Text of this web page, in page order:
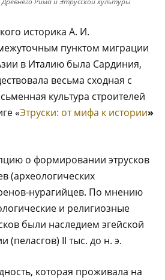
историка А. И.
пунктом миграции
в Италию была Сардиния,
весьма сходная с
культура строителей
«Этруски: от мифа к истории»
о формировании этрусков
(археологических
нурагийцев. По мнению
и религиозные
были наследием эгейской
(пеласгов) II тыс. до н. э.
которая проживала на